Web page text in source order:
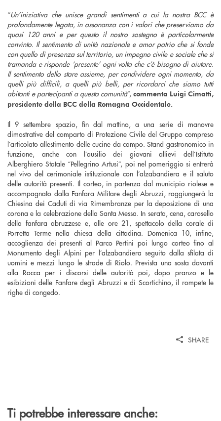
“Un’iniziativa che unisce grandi sentimenti a cui la nostra BCC è
profondamente legata, in assonanza con i valori che preserviamo da
quasi 120 anni e per questo il nostro sostegno è particolarmente
convinto. Il sentimento di unità nazionale e amor patrio che si fonde
con quello di presenza sul territorio, un impegno civile e sociale che si
tramanda e risponde ‘presente’ ogni volta che c’è bisogno di aiutare.
Il sentimento dello stare assieme, per condividere ogni momento, da
quelli più difficili, a quelli più belli, per ricordarci che siamo tutti
abitanti e partecipanti a questa comunità”, commenta Luigi Cimatti,
presidente della BCC della Romagna Occidentale.
Il 9 settembre spazio, fin dal mattino, a una serie di manovre
dimostrative del comparto di Protezione Civile del Gruppo compreso
l’articolato allestimento delle cucine da campo. Stand gastronomico in
funzione, anche con l’ausilio dei giovani allievi dell’Istituto
Alberghiero Statale “Pellegrino Artusi”, poi nel pomeriggio si entrerà
nel vivo del cerimoniale istituzionale con l’alzabandiera e il saluto
delle autorità presenti. Il corteo, in partenza dal municipio riolese e
accompagnato dalla Fanfara Militare degli Abruzzi, raggiungerà la
Chiesina dei Caduti di via Rimembranze per la deposizione di una
corona e la celebrazione della Santa Messa. In serata, cena, carosello
della fanfara abruzzese e, alle ore 21, spettacolo della corale di
Porretta Terme nella chiesa della cittadina. Domenica 10, infine,
accoglienza dei presenti al Parco Pertini poi lungo corteo fino al
Monumento degli Alpini per l’alzabandiera seguito dalla sfilata di
uomini e mezzi lungo le strade di Riolo. Prevista una sosta davanti
alla Rocca per i discorsi delle autorità poi, dopo pranzo e le
esibizioni delle Fanfare degli Abruzzi e di Scortichino, il rompete le
righe di congedo.
SHARE
Ti potrebbe interessare anche: